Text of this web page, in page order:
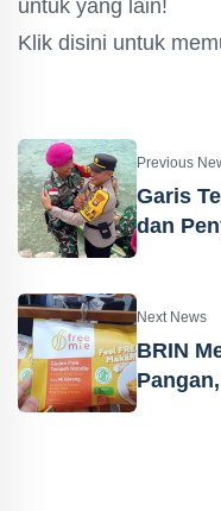
untuk yang lain!
Klik disini untuk
Previous
‎Garis
dan
Next News
BRIN